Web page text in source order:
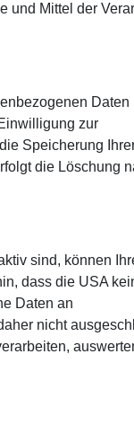
und Mittel der
Daten
zur
Speicherung
die Löschung
sind, können
dass die USA
Daten an
nicht